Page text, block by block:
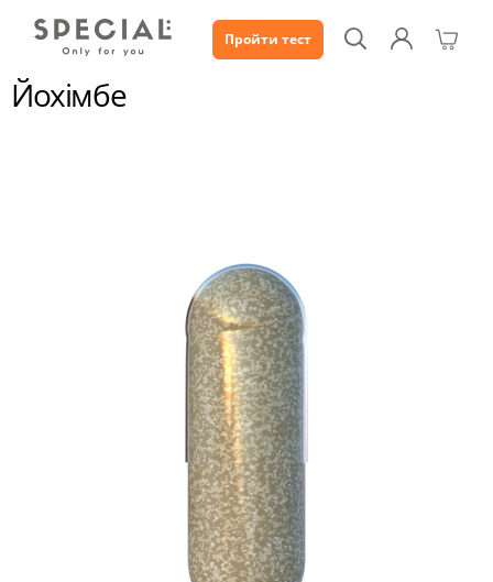
Пройти тест
Каталог Йохімбе
Йохімбе